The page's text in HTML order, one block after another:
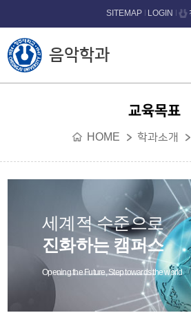
본문 바로가기
음악학과
SITEMAP LOGIN
교육목표
HOME 학과소개
세계적 수준으로
진화하는 캠퍼스
Opening the Future, Step towards the world